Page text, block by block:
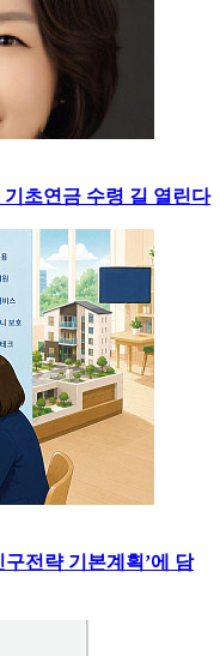
초연금 수령 길 열린다
전략 기본계획’에 담